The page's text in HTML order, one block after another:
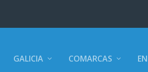
GALICIA COMARCAS